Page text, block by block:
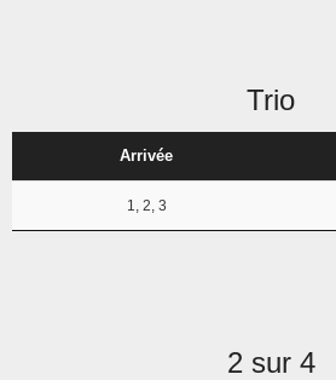
Trio
Arrivée
1, 2, 3
2 sur 4